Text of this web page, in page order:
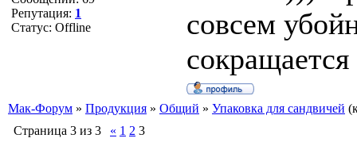
Репутация: 1
Статус: Offline
совсем
Мак-Форум » Продукция » Общий » Упаковка для сандвичей
Страница 3 из 3 « 1 2 3